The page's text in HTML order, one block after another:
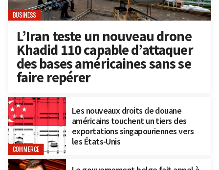
BUSINESS
L’Iran teste un nouveau drone
Khadid 110 capable d’attaquer
des bases américaines sans se
faire repérer
COMMERCE
Les nouveaux droits de douane
américains touchent un tiers des
exportations singapouriennes vers
les États-Unis